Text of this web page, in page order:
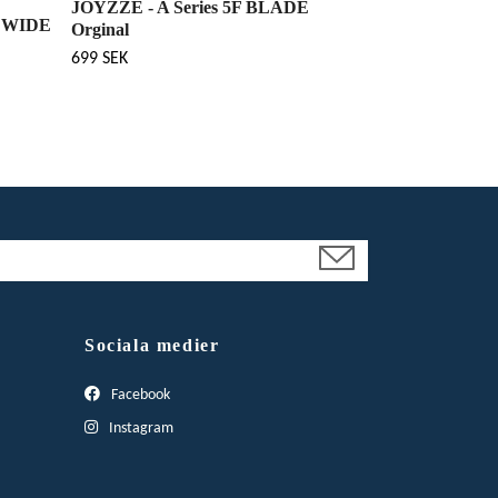
JOYZZE - A Series 5F BLADE
Orginal
699 SEK
Sociala medier
Facebook
Instagram